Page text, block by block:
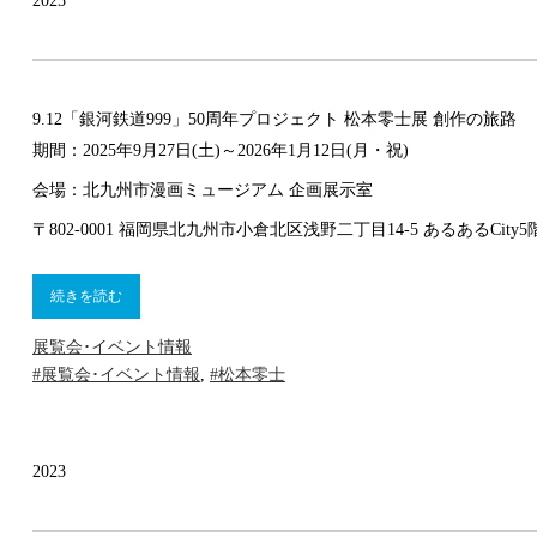
9.12 「銀河鉄道999」50周年プロジェクト 松本零士展 創作の旅路
期間：2025年9月27日(土)～2026年1月12日(月・祝)
会場：北九州市漫画ミュージアム 企画展示室
〒802-0001 福岡県北九州市小倉北区浅野二丁目14-5 あるあるCity5
続きを読む
展覧会･イベント情報
#展覧会･イベント情報 #松本零士
2023